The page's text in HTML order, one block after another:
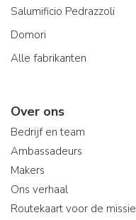
Salumificio Pedrazzoli
Domori
Alle fabrikanten
Over ons
Bedrijf en team
Ambassadeurs
Makers
Ons verhaal
Routekaart voor de missie